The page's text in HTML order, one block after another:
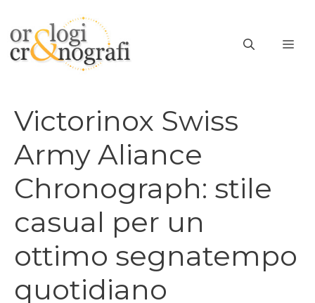
contenuto
Victorinox Swiss
Army Aliance
Chronograph: stile
casual per un
ottimo segnatempo
quotidiano